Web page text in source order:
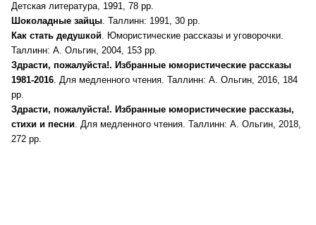
Детская литература, 1991, 78 pp.
Шоколадные зайцы. Таллинн: 1991, 30 pp.
Как стать дедушкой. Юмористические рассказы и уговорочки.
Таллинн: А. Ольгин, 2004, 153 pp.
Здрасти, пожалуйста!. Избранные юмористические рассказы
1981-2016. Для медленного чтения. Таллинн: A. Ольгин, 2016, 184
pp.
Здрасти, пожалуйста!. Избранные юмористические рассказы,
стихи и песни. Для медленного чтения. Таллинн: А. Ольгин, 2018,
272 pp.